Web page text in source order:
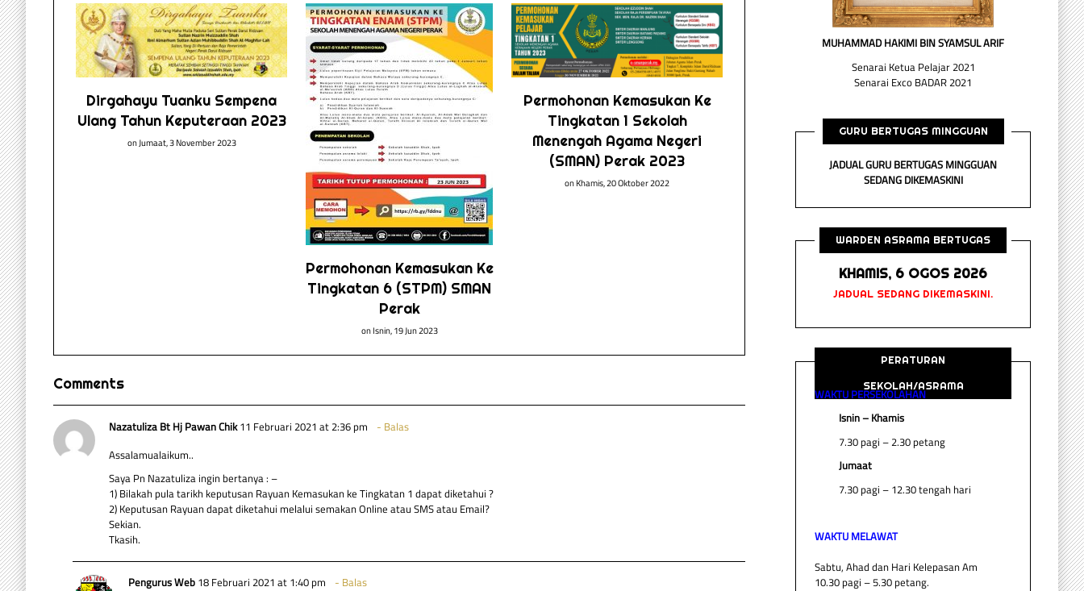
2021
Dirgahayu Tuanku Sempena
Ulang Tahun Keputeraan 2023
onJumaat, 3 November 2023
Permohonan Kemasukan Ke
Tingkatan 6 (STPM) SMAN
Perak
onIsnin, 19 Jun 2023
Permohonan Kemasukan Ke
Tingkatan 1 Sekolah
Menengah Agama Negeri
(SMAN) Perak 2023
onKhamis, 20 Oktober 2022
Sekolah Bagi Sesi
Persekolahan Penggal 3
2021/2022
Rabu, 5 Januari 2022
Makluman
Persekolahan
Isnin, 6
Comments
Nazatuliza Bt Hj Pawan Chik 11 Februari 2021 at 2:36 pm
Balas
Assalamualaikum..
Saya Pn Nazatuliza ingin bertanya : –
1) Bilakah pula tarikh keputusan Rayuan Kemasukan ke Tingkatan 1 dapat diketahui ?
2) Keputusan Rayuan dapat diketahui melalui semakan Online atau SMS atau Email?
Sekian.
Tkasih.
Pengurus Web 18 Februari 2021 at 1:40 pm
Balas
MUHAMMAD HAKIMI BIN SYAMSUL ARIF
Senarai Ketua Pelajar 2021
Senarai Exco BADAR 2021
GURU BERTUGAS MINGGUAN
JADUAL GURU BERTUGAS MINGGUAN
SEDANG DIKEMASKINI
WARDEN ASRAMA BERTUGAS
KHAMIS, 6 OGOS 2026
JADUAL SEDANG DIKEMASKINI.
PERATURAN
SEKOLAH/ASRAMA
WAKTU PERSEKOLAHAN
Isnin – Khamis
7.30 pagi – 2.30 petang
Jumaat
7.30 pagi – 12.30 tengah hari
WAKTU MELAWAT
Sabtu, Ahad dan Hari Kelepasan Am
10.30 pagi – 5.30 petang.